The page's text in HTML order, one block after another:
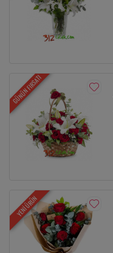
GÜNÜN FIRSATI
YENİ ÜRÜN